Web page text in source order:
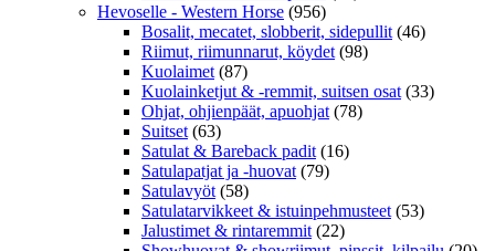
Hevoselle - Western Horse (956)
Bosalit, mecatet, slobberit, sidepullit (46)
Riimut, riimunnarut, köydet (98)
Kuolaimet (87)
Kuolainketjut & -remmit, suitsen osat (33)
Ohjat, ohjienpäät, apuohjat (78)
Suitset (63)
Satulat & Bareback padit (16)
Satulapatjat ja -huovat (79)
Satulavyöt (58)
Satulatarvikkeet & istuinpehmusteet (53)
Jalustimet & rintaremmit (22)